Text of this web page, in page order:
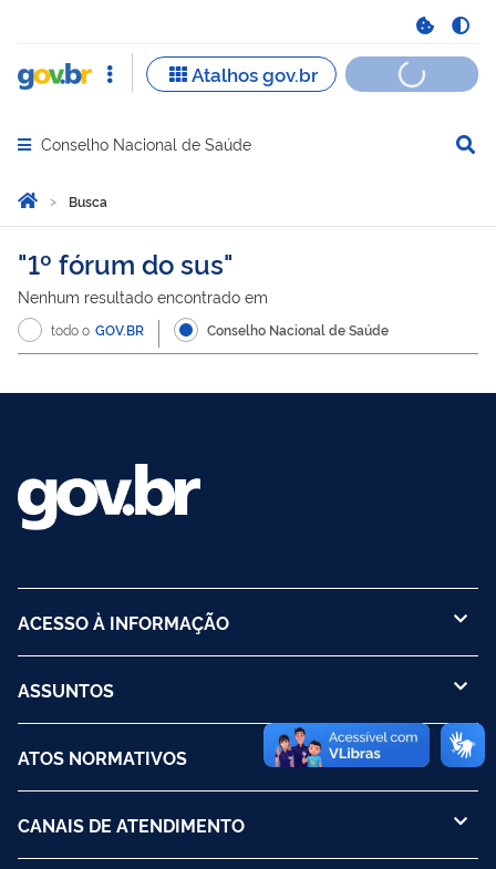
Abrir menu principal de navegação
Conselho Nacional de Saúde
Você está aqui:
Página Inicial
Busca
Busca
1º fórum do sus
Nenhum resultado encontrado em
todo o GOV.BR Conselho Nacional de Saúde
ACESSO À INFORMAÇÃO
ASSUNTOS
ATOS NORMATIVOS
CANAIS DE ATENDIMENTO